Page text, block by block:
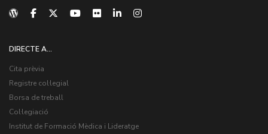
DIRECTE A...
Cita prèvia
Registre col·legial
Borsa de treball
Col·legiació
Institut de Formació Mèdica i Lideratge